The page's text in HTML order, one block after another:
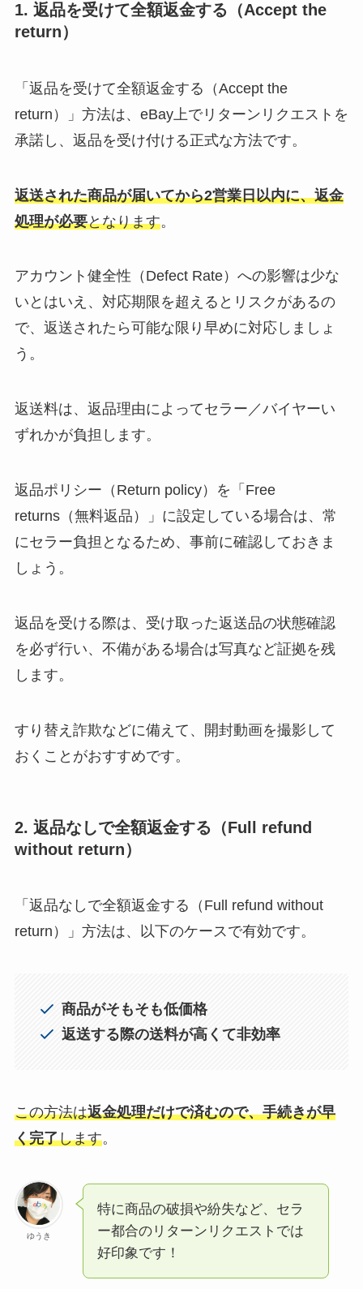
1. 返品を受けて全額返金する（Accept the
return）
「返品を受けて全額返金する（Accept the
return）」方法は、eBay上でリターンリクエストを
承諾し、返品を受け付ける正式な方法です。
返送された商品が届いてから2営業日以内に、返金
処理が必要となります。
アカウント健全性（Defect Rate）への影響は少な
いとはいえ、対応期限を超えるとリスクがあるの
で、返送されたら可能な限り早めに対応しましょ
う。
返送料は、返品理由によってセラー／バイヤーい
ずれかが負担します。
返品ポリシー（Return policy）を「Free
returns（無料返品）」に設定している場合は、常
にセラー負担となるため、事前に確認しておきま
しょう。
返品を受ける際は、受け取った返送品の状態確認
を必ず行い、不備がある場合は写真など証拠を残
します。
すり替え詐欺などに備えて、開封動画を撮影して
おくことがおすすめです。
2. 返品なしで全額返金する（Full refund
without return）
「返品なしで全額返金する（Full refund without
return）」方法は、以下のケースで有効です。
商品がそもそも低価格
返送する際の送料が高くて非効率
この方法は返金処理だけで済むので、手続きが早
く完了します。
ゆうき
特に商品の破損や紛失など、セラ
ー都合のリターンリクエストでは
好印象です！